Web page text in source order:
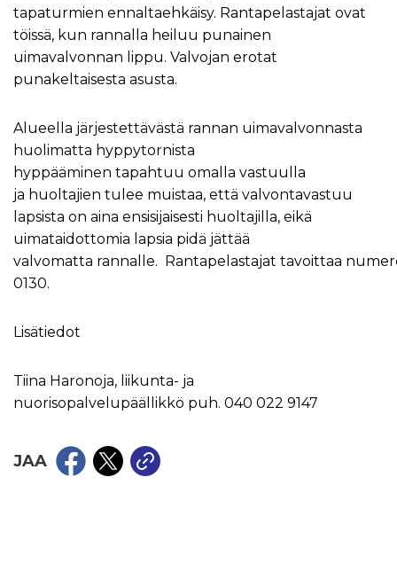
tapaturmien ennaltaehkäisy. Rantapelastajat ovat
töissä, kun rannalla heiluu punainen
uimavalvonnan lippu. Valvojan erotat
punakeltaisesta asusta.
Alueella järjestettävästä rannan uimavalvonnasta
huolimatta hyppytornista
hyppääminen tapahtuu omalla vastuulla
ja huoltajien tulee muistaa, että valvontavastuu
lapsista on aina ensisijaisesti huoltajilla, eikä
uimataidottomia lapsia pidä jättää
valvomatta rannalle. Rantapelastajat tavoittaa
0130.
Lisätiedot
Tiina Haronoja, liikunta- ja
nuorisopalvelupäällikkö puh. 040 022 9147
JAA